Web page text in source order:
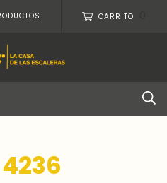
CARRITO
4236